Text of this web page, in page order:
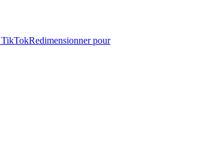
TikTokRedimensionner pour